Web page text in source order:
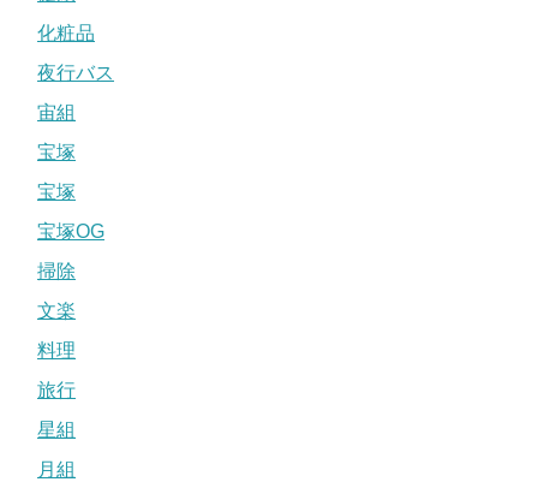
化粧品
夜行バス
宙組
宝塚
宝塚
宝塚OG
掃除
文楽
料理
旅行
星組
月組